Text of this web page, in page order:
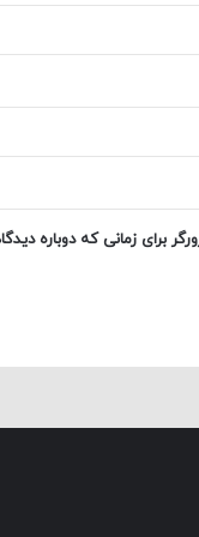
برای زمانی که دوباره